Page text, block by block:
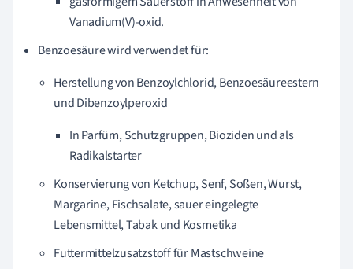
Vanadium(V)-oxid.
Benzoesäure wird verwendet für:
Herstellung von Benzoylchlorid, Benzoesäureestern
und Dibenzoylperoxid
In Parfüm, Schutzgruppen, Bioziden und als
Radikalstarter
Konservierung von Ketchup, Senf, Soßen, Wurst,
Margarine, Fischsalate, sauer eingelegte
Lebensmittel, Tabak und Kosmetika
Futtermittelzusatzstoff für Mastschweine